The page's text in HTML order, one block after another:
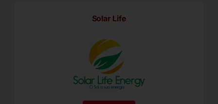
Solar Life